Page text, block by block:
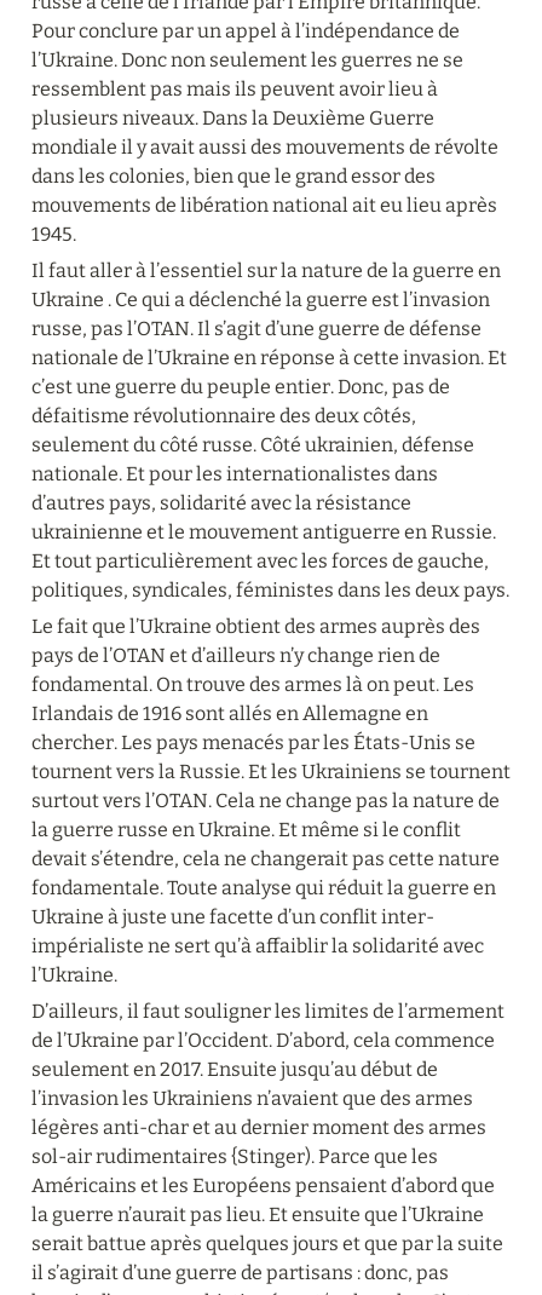
Pour conclure par un appel à l’indépendance de
l’Ukraine. Donc non seulement les guerres ne se
ressemblent pas mais ils peuvent avoir lieu à
plusieurs niveaux. Dans la Deuxième Guerre
mondiale il y avait aussi des mouvements de révolte
dans les colonies, bien que le grand essor des
mouvements de libération national ait eu lieu après
1945.
Il faut aller à l’essentiel sur la nature de la guerre en
Ukraine . Ce qui a déclenché la guerre est l’invasion
russe, pas l’OTAN. Il s’agit d’une guerre de défense
nationale de l’Ukraine en réponse à cette invasion. Et
c’est une guerre du peuple entier. Donc, pas de
défaitisme révolutionnaire des deux côtés,
seulement du côté russe. Côté ukrainien, défense
nationale. Et pour les internationalistes dans
d’autres pays, solidarité avec la résistance
ukrainienne et le mouvement antiguerre en Russie.
Et tout particulièrement avec les forces de gauche,
politiques, syndicales, féministes dans les deux pays.
Le fait que l’Ukraine obtient des armes auprès des
pays de l’OTAN et d’ailleurs n’y change rien de
fondamental. On trouve des armes là on peut. Les
Irlandais de 1916 sont allés en Allemagne en
chercher. Les pays menacés par les États-Unis se
tournent vers la Russie. Et les Ukrainiens se tournent
surtout vers l’OTAN. Cela ne change pas la nature de
la guerre russe en Ukraine. Et même si le conflit
devait s’étendre, cela ne changerait pas cette nature
fondamentale. Toute analyse qui réduit la guerre en
Ukraine à juste une facette d’un conflit inter-
impérialiste ne sert qu’à affaiblir la solidarité avec
l’Ukraine.
D’ailleurs, il faut souligner les limites de l’armement
de l’Ukraine par l’Occident. D’abord, cela commence
seulement en 2017. Ensuite jusqu’au début de
l’invasion les Ukrainiens n’avaient que des armes
légères anti-char et au dernier moment des armes
sol-air rudimentaires {Stinger). Parce que les
Américains et les Européens pensaient d’abord que
la guerre n’aurait pas lieu. Et ensuite que l’Ukraine
serait battue après quelques jours et que par la suite
il s’agirait d’une guerre de partisans : donc, pas